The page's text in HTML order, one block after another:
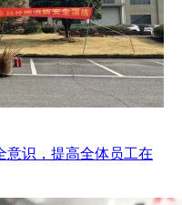
识，提高全体员工在